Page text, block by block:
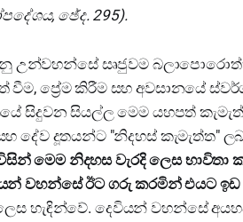
ඡේද. 295).
උන්වහන්සේ සෘජුවම
ප්‍රේම කිරීම සහ අවසානයේ
සිදුවන සියල්ල මෙම යහපත්
දූතයන්ට "නිදහස් කැමැත්ත"
විසින් මෙම නිදහස වැරදි ලෙස
වහන්සේ ඊට ගරු කරමින් එයට
හැඳින්වේ. දෙවියන් වහන්සේ